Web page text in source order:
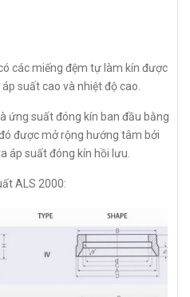
các miếng đệm tự làm kín được
suất cao và nhiệt độ cao.
ứng suất đóng kín ban đầu bằng
được mở rộng hướng tâm bởi
áp suất đóng kín hồi lưu.
ALS 2000: